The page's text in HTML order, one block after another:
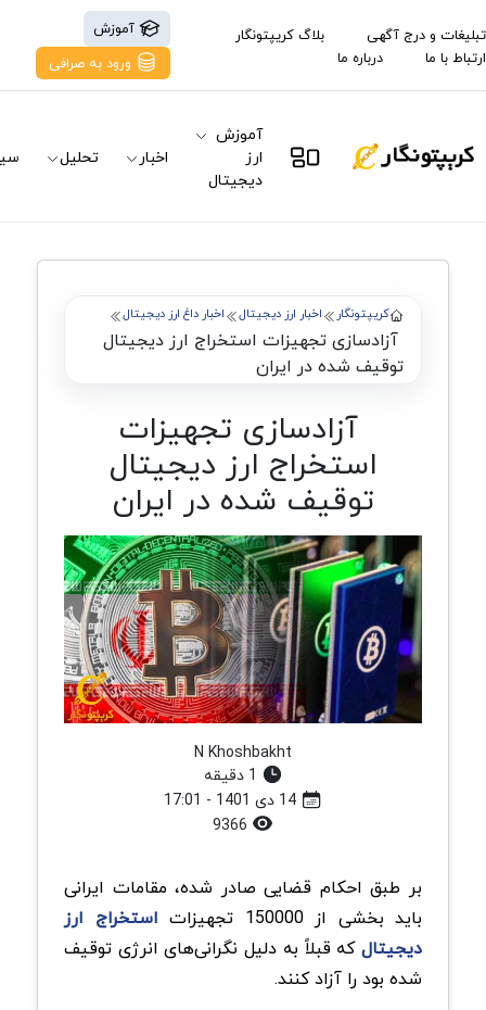
تبلیغات و درج آگهی
بلاگ کریپتونگار
ارتباط با ما
درباره ما
آموزش
ورود به صرافی
آموزش
ارز
دیجیتال
اخبار تحلیل
کریپتونگار اخبار ارز دیجیتال اخبار داغ ارز دیجیتال
آزادسازی تجهیزات استخراج ارز دیجیتال
توقیف شده در ایران
آزادسازی تجهیزات
استخراج ارز دیجیتال
توقیف شده در ایران
N Khoshbakht
بر طبق احکام قضایی صادر شده، مقامات ایرانی
باید بخشی از 150000 تجهیزات
استخراج ارز
دیجیتالکه قبلاً به دلیل نگرانی‌های انرژی توقیف
شده بود را آزاد کنند.